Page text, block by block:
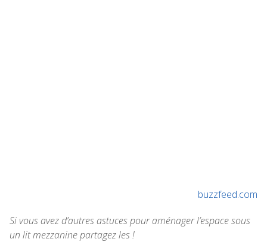
buzzfeed.com
Si vous avez d’autres astuces pour aménager l’espace sous
un lit mezzanine partagez les !